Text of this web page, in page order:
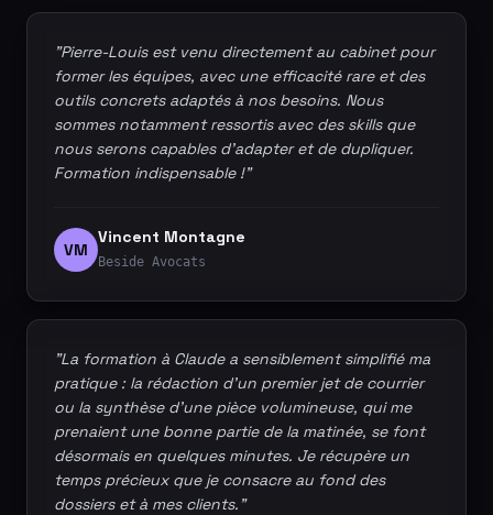
"Pierre-Louis est venu directement au cabinet pour
former les équipes, avec une efficacité rare et des
outils concrets adaptés à nos besoins. Nous
sommes notamment ressortis avec des skills que
nous serons capables d'adapter et de dupliquer.
Formation indispensable !"
VM
Vincent Montagne
Beside Avocats
"La formation à Claude a sensiblement simplifié ma
pratique : la rédaction d'un premier jet de courrier
ou la synthèse d'une pièce volumineuse, qui me
prenaient une bonne partie de la matinée, se font
désormais en quelques minutes. Je récupère un
temps précieux que je consacre au fond des
dossiers et à mes clients."